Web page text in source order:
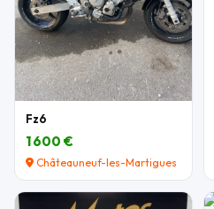
Fz6
1 600 €
Châteauneuf-les-Martigues